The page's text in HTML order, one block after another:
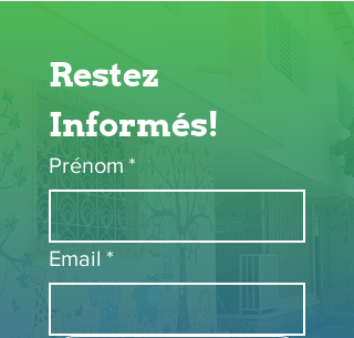
Restez
Informés!
Prénom *
Email *